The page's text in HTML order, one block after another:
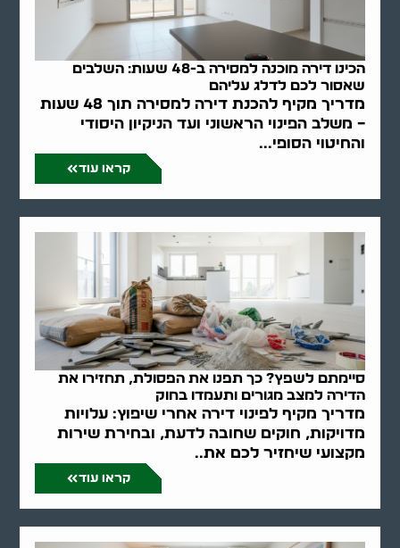
הכינו דירה מוכנה למסירה ב-48 שעות: השלבים
שאסור לכם לדלג עליהם
מדריך מקיף להכנת דירה למסירה תוך 48 שעות
– משלב הפינוי הראשוני ועד הניקיון היסודי
והחיטוי הסופי...
קראו עוד
סיימתם לשפץ? כך תפנו את הפסולת, תחזירו את
הדירה למצב מגורים ותעמדו בחוק
מדריך מקיף לפינוי דירה אחרי שיפוץ: עלויות
מדויקות, חוקים שחובה לדעת, ובחירת שירות
מקצועי שיחזיר לכם את..
קראו עוד